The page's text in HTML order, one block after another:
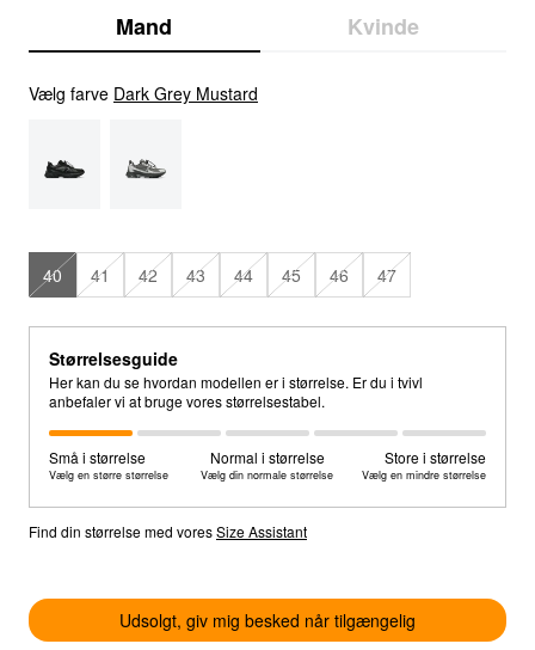
Mand Kvinde
Vælg farve Dark Grey Mustard
40 41 42 43 44 45 46 47
Størrelsesguide
Her kan du se hvordan modellen er i størrelse. Er du i tvivl
anbefaler vi at bruge vores størrelsestabel.
Små i størrelse
Vælg en større størrelse
Normal i størrelse
Vælg din normale størrelse
Store i størrelse
Vælg en mindre størrelse
Find din størrelse med voresSize Assistant
Udsolgt, giv mig besked når tilgængelig